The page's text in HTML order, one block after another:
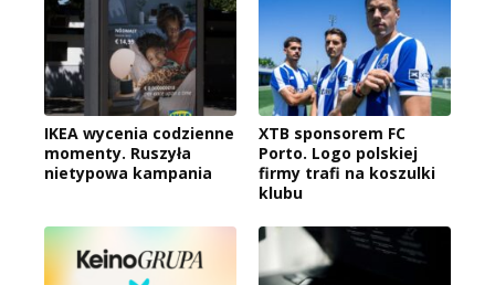
IKEA wycenia codzienne
momenty. Ruszyła
nietypowa kampania
XTB sponsorem FC
Porto. Logo polskiej
firmy trafi na koszulki
klubu